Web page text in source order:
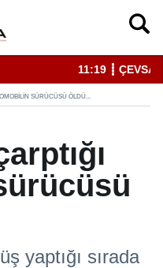
Sinem Eltin'den
SÜRÜCÜSÜ ÖLDÜ...
yaptığı sırada